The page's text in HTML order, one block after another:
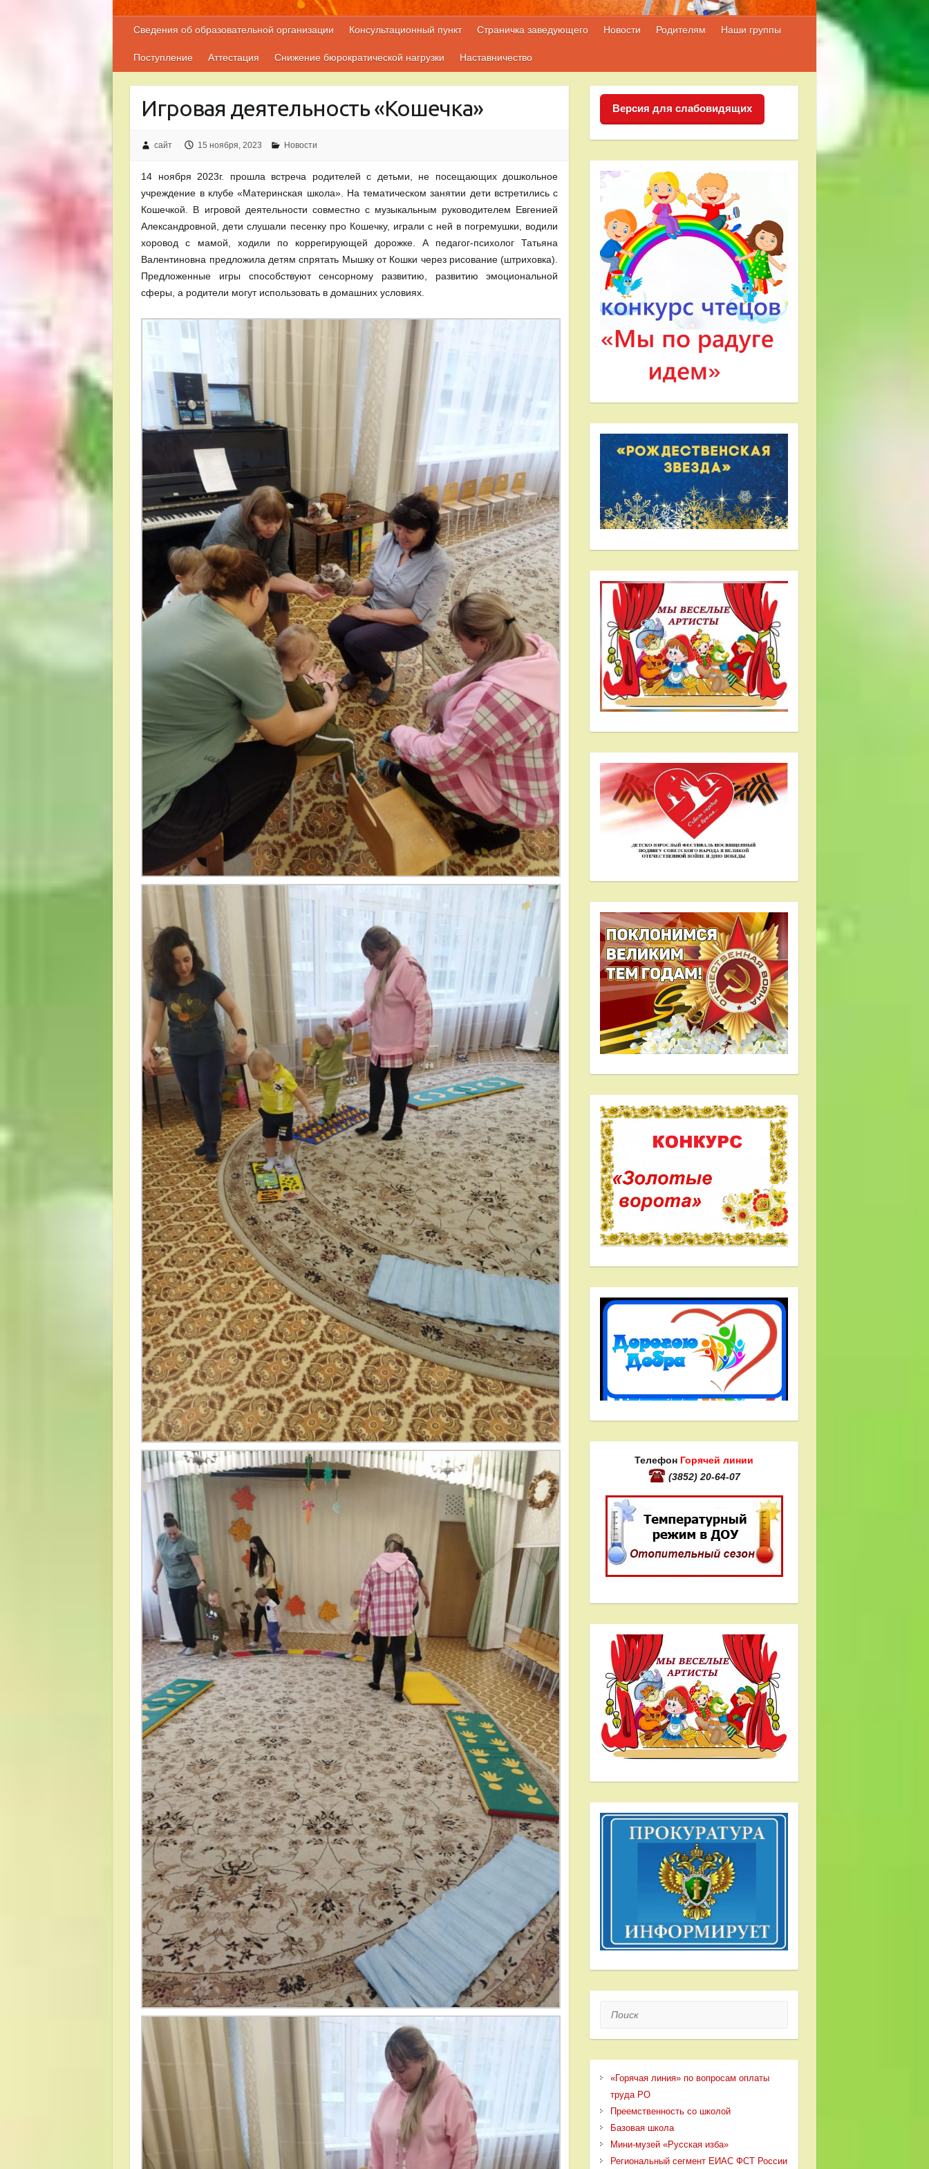
Сведения об образовательной организации Консультационный пункт Страничка заведующего Новости Родителям Наши группы
Поступление Аттестация Снижение бюрократической нагрузки Наставничество
Игровая деятельность «Кошечка»
сайт 15 ноября, 2023 Новости
14 ноября 2023г. прошла встреча родителей с детьми, не посещающих дошкольное
учреждение в клубе «Материнская школа». На тематическом занятии дети встретились с
Кошечкой. В игровой деятельности совместно с музыкальным руководителем Евгенией
Александровной, дети слушали песенку про Кошечку, играли с ней в погремушки, водили
хоровод с мамой, ходили по коррегирующей дорожке. А педагог-психолог Татьяна
Валентиновна предложила детям спрятать Мышку от Кошки через рисование (штриховка).
Предложенные игры способствуют сенсорному развитию, развитию эмоциональной
сферы, а родители могут использовать в домашних условиях.
Версия для слабовидящих
Телефон Горячей линии
(3852) 20-64-07
Поиск
«Горячая линия» по вопросам оплаты
труда РО
Преемственность со школой
Базовая школа
Мини-музей «Русская изба»
Региональный сегмент ЕИАС ФСТ России